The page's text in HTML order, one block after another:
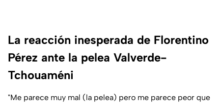
La reacción inesperada de Florentino
Pérez ante la pelea Valverde-
Tchouaméni
"Me parece muy mal (la pelea) pero me parece peor que